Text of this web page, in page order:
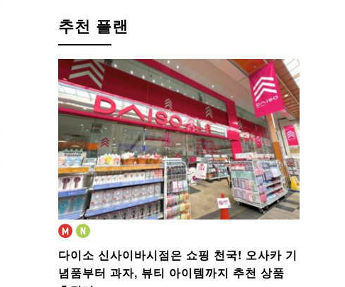
추천 플랜
다이소 신사이바시점은 쇼핑 천국! 오사카 기
념품부터 과자, 뷰티 아이템까지 추천 상품